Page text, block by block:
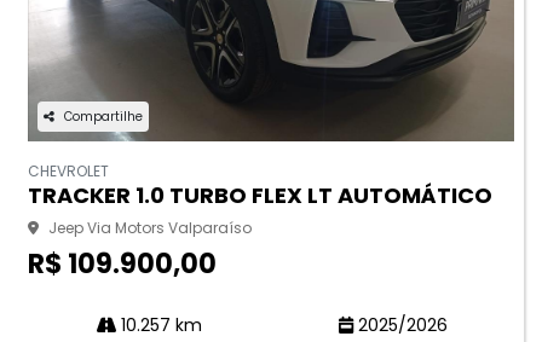
Compartilhe
CHEVROLET
TRACKER 1.0 TURBO FLEX LT AUTOMÁTICO
Jeep Via Motors Valparaíso
R$ 109.900,00
10.257 km 2025/2026